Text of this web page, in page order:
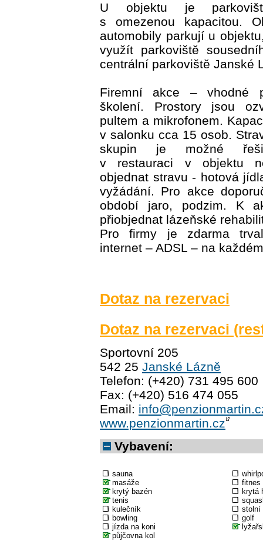
U objektu je
s omezenou kapacitou.
automobily parkují u
využít parkoviště
centrální parkoviště Janské
Firemní akce – vhodné
školení. Prostory jsou
pultem a mikrofonem.
v salonku cca 15 osob.
skupin je možné
v restauraci v objektu
objednat stravu - hotová
vyžádání. Pro akce
období jaro, podzim. K
přiobjednat lázeňské
Pro firmy je zdarma
internet – ADSL – na
Dotaz na rezervaci
Dotaz na rezervaci
Sportovní 205
542 25 Janské Lázně
Telefon: (+420) 731 495 600
Fax: (+420) 516 474 055
Email:
www.penzionmartin.cz
Vybavení:
sauna
masáže
fitnes
krytý bazén
krytá
tenis
kulečník
stolní
bowling
golf
jízda na koni
půjčovna kol